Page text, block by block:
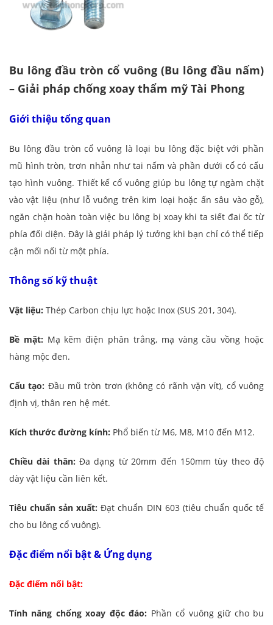
Bu lông đầu tròn cổ vuông (Bu lông đầu nấm)
– Giải pháp chống xoay thẩm mỹ Tài Phong
Giới thiệu tổng quan
Bu lông đầu tròn cổ vuông là loại bu lông đặc biệt với phần
mũ hình tròn, trơn nhẵn như tai nấm và phần dưới cổ có cấu
tạo hình vuông. Thiết kế cổ vuông giúp bu lông tự ngàm chặt
vào vật liệu (như lỗ vuông trên kim loại hoặc ấn sâu vào gỗ),
ngăn chặn hoàn toàn việc bu lông bị xoay khi ta siết đai ốc từ
phía đối diện. Đây là giải pháp lý tưởng khi bạn chỉ có thể tiếp
cận mối nối từ một phía.
Thông số kỹ thuật
Vật liệu: Thép Carbon chịu lực hoặc Inox (SUS 201, 304).
Bề mặt: Mạ kẽm điện phân trắng, mạ vàng cầu vồng hoặc
hàng mộc đen.
Cấu tạo: Đầu mũ tròn trơn (không có rãnh vặn vít), cổ vuông
định vị, thân ren hệ mét.
Kích thước đường kính: Phổ biến từ M6, M8, M10 đến M12.
Chiều dài thân: Đa dạng từ 20mm đến 150mm tùy theo độ
dày vật liệu cần liên kết.
Tiêu chuẩn sản xuất: Đạt chuẩn DIN 603 (tiêu chuẩn quốc tế
cho bu lông cổ vuông).
Đặc điểm nổi bật & Ứng dụng
Đặc điểm nổi bật:
Tính năng chống xoay độc đáo: Phần cổ vuông giữ cho bu